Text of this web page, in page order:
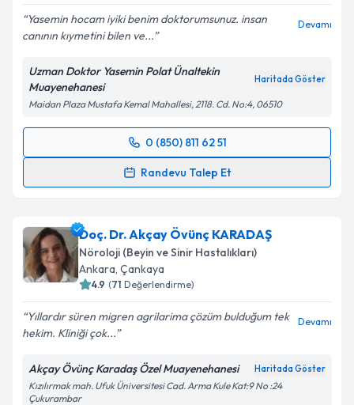
Kişisel verilerimin işlenmesine ilişkin
kapsamda işlenmesini kabul ediyorum.
Yasemin hocam iyiki benim doktorumsunuz. insan
canının kıymetini bilen ve...
Devamı
Uzman Doktor Yasemin Polat Ünaltekin
Muayenehanesi
Haritada Göster
Maidan Plaza Mustafa Kemal Mahallesi, 2118. Cd. No:4, 06510
0 (850) 811 62 51
Randevu Talep Et
Randevu Takvimi Talebi
almanız için bir takvim hazırlandığında e-posta ile
bilgilendireceğiz.
E-posta Adresiniz
Kişisel verilerimin işlenmesine ilişkin
Metni'ni okudum ve kişisel verilerimin belirtilen
kapsamda işlenmesini kabul ediyorum.
Doç. Dr. Akçay Övünç KARADAŞ
Nöroloji (Beyin ve Sinir Hastalıkları)
Ankara, Çankaya
4.9 (71 Değerlendirme)
Yıllardır süren migren agrilarima çözüm bulduğum tek
hekim. Kliniği çok...
Devamı
Akçay Övünç Karadaş Özel Muayenehanesi Haritada Göster
Kızılırmak mah. Ufuk Üniversitesi Cad. Arma Kule Kat:9 No :24
Çukurambar